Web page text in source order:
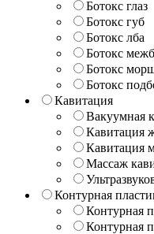
Ботокс глаз
Ботокс губ
Ботокс лба
Ботокс
Ботокс
Ботокс
Кавитация
Вакуумная
Кавитация
Кавитация
Массаж
Контурная
Контурная
Контурная